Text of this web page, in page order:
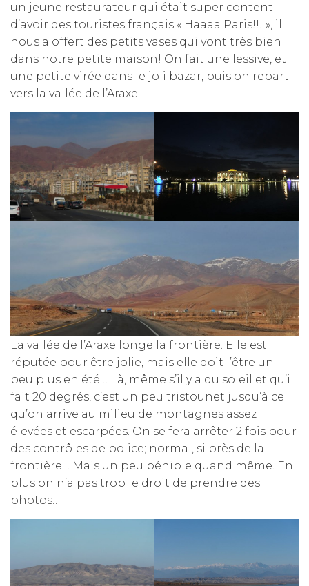
un jeune restaurateur qui était super content
d’avoir des touristes français « Haaaa Paris!!! », il
nous a offert des petits vases qui vont très bien
dans notre petite maison! On fait une lessive, et
une petite virée dans le joli bazar, puis on repart
vers la vallée de l’Araxe.
La vallée de l’Araxe longe la frontière. Elle est
réputée pour être jolie, mais elle doit l’être un
peu plus en été… Là, même s’il y a du soleil et qu’il
fait 20 degrés, c’est un peu tristounet jusqu’à ce
qu’on arrive au milieu de montagnes assez
élevées et escarpées. On se fera arrêter 2 fois pour
des contrôles de police; normal, si près de la
frontière… Mais un peu pénible quand même. En
plus on n’a pas trop le droit de prendre des
photos…